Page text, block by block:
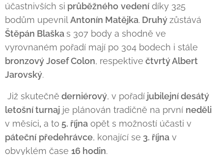
účastnivších si průběžného vedení díky 325
bodům upevnilAntonín Matějka. Druhýzůstává
Štěpán Blaškas 307 body a shodně ve
vyrovnaném pořadí mají po 304 bodech i stále
bronzový Josef Colon, respektive čtvrtý Albert
Jarovský.
Již skutečně derniérový, v pořadí jubilejní desátý
letošní turnaj je plánován tradičně na první neděli
v měsíci, a to 5. října opět s možností účasti v
páteční předehrávce, konající se 3. října v
obvyklém čase 16 hodin.